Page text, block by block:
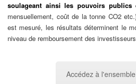
soulageant ainsi les pouvoirs publics
mensuellement, coût de la tonne CO2
est mesuré, les résultats déterminent le
niveau de remboursement des
Accédez à